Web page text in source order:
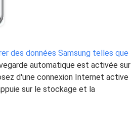
des données Samsung telles que
automatique est activée sur
d'une connexion Internet active
sur le stockage et la